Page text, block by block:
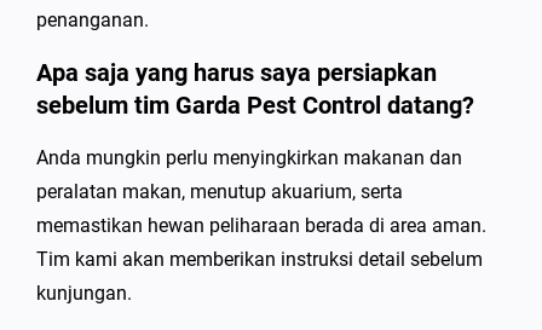
penanganan.
Apa saja yang harus saya persiapkan
sebelum tim Garda Pest Control datang?
Anda mungkin perlu menyingkirkan makanan dan
peralatan makan, menutup akuarium, serta
memastikan hewan peliharaan berada di area aman.
Tim kami akan memberikan instruksi detail sebelum
kunjungan.